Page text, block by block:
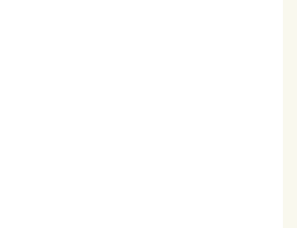
hun invloed op de moestuin